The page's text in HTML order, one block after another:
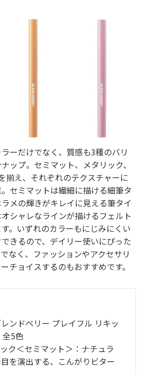
ーだけでなく、質感も3種のバリ
ップ。セミマット、メタリック、
揃え、それぞれのテクスチャーに
セミマットは繊細に描ける細筆タ
メの輝きがキレイに見える筆タイ
シャレなラインが描けるフェルト
。いずれのカラーもにじみにくい
きるので、デイリー使いにぴった
なく、ファッションやアクセサリ
チョイスするのもおすすめです。
ンドベリー プレイフル リキッ
全5色
ク＜セミマット＞：ナチュラ
を演出する、こんがりビター